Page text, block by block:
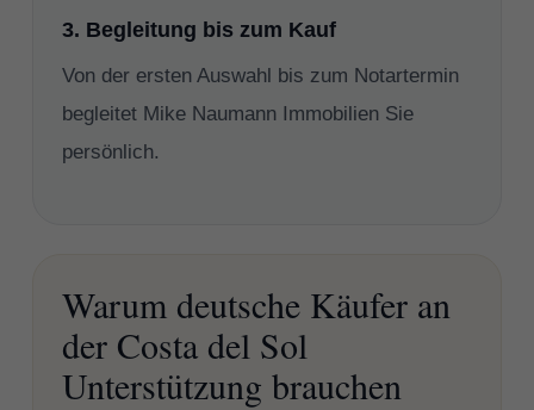
3. Begleitung bis zum Kauf
Von der ersten Auswahl bis zum Notartermin
begleitet Mike Naumann Immobilien Sie
persönlich.
Warum deutsche Käufer an
der Costa del Sol
Unterstützung brauchen